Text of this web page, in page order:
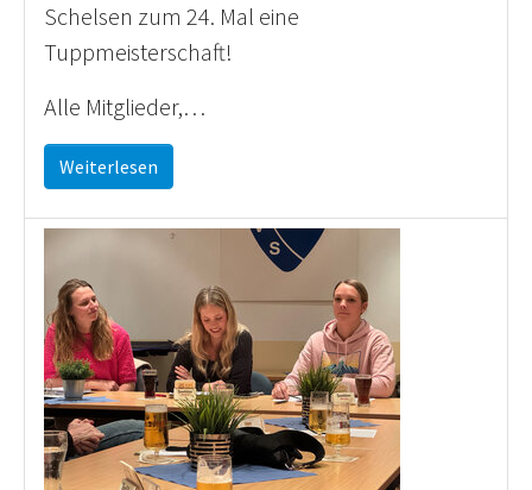
Schelsen zum 24. Mal eine
Tuppmeisterschaft!
Alle Mitglieder,…
Weiterlesen